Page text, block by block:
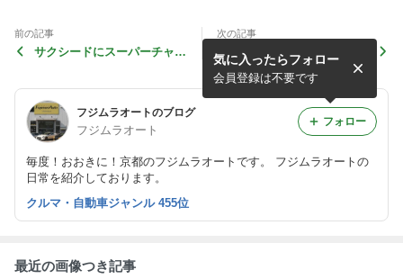
前の記事
サクシードにスーパーチャジ
次の記事
冬支度ちゃくちゃくと
フジムラオートのブログ
フジムラオート
毎度！おおきに！京都のフジムラオートです。 フジムラオートの
日常を紹介しております。
気に入ったらフォロー
会員登録は不要です
フォロー
クルマ・自動車ジャンル 455位
最近の画像つき記事